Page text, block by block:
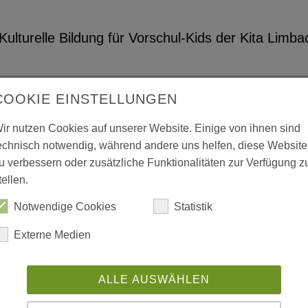
Bildung für Vorschul-Kids der Kita
fürs Klima“: 1. Preis
Preis für die Kita Kleikamp im
Kita Mittelbruchzeile lädt
EINSTELLUNGEN
nutzen Cookies auf unserer Website. Einige von ihnen sind
notwendig, während andere uns helfen, diese Website
verbessern oder zusätzliche Funktionalitäten zur Verfügung
Notwendige Cookies Statistik
Externe Medien
ALLE AUSWÄHLEN